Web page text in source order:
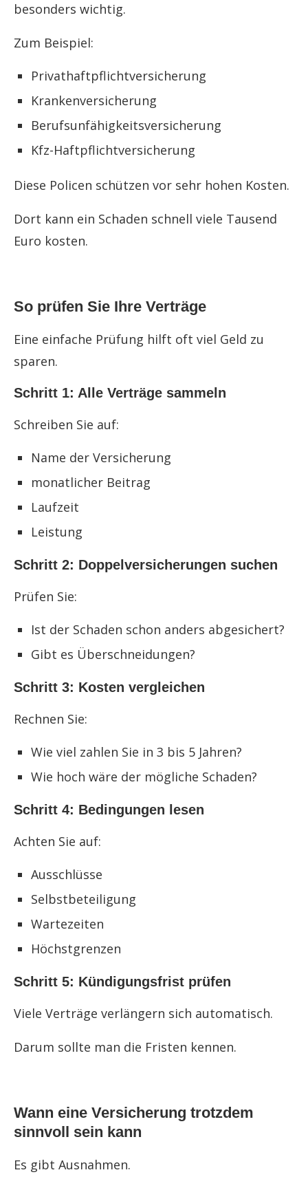
besonders wichtig.
Zum Beispiel:
Privathaftpflichtversicherung
Krankenversicherung
Berufsunfähigkeitsversicherung
Kfz-Haftpflichtversicherung
Diese Policen schützen vor sehr hohen Kosten.
Dort kann ein Schaden schnell viele Tausend
Euro kosten.
So prüfen Sie Ihre Verträge
Eine einfache Prüfung hilft oft viel Geld zu
sparen.
Schritt 1: Alle Verträge sammeln
Schreiben Sie auf:
Name der Versicherung
monatlicher Beitrag
Laufzeit
Leistung
Schritt 2: Doppelversicherungen suchen
Prüfen Sie:
Ist der Schaden schon anders abgesichert?
Gibt es Überschneidungen?
Schritt 3: Kosten vergleichen
Rechnen Sie:
Wie viel zahlen Sie in 3 bis 5 Jahren?
Wie hoch wäre der mögliche Schaden?
Schritt 4: Bedingungen lesen
Achten Sie auf:
Ausschlüsse
Selbstbeteiligung
Wartezeiten
Höchstgrenzen
Schritt 5: Kündigungsfrist prüfen
Viele Verträge verlängern sich automatisch.
Darum sollte man die Fristen kennen.
Wann eine Versicherung trotzdem
sinnvoll sein kann
Es gibt Ausnahmen.